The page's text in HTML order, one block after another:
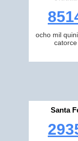
ocho mil
catorce
Santa